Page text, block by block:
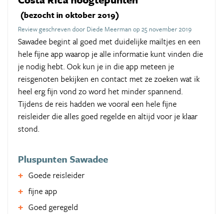
(bezocht in oktober 2019)
Review geschreven door Diede Meerman op 25 november 2019
Sawadee begint al goed met duidelijke mailtjes en een
hele fijne app waarop je alle informatie kunt vinden die
je nodig hebt. Ook kun je in die app meteen je
reisgenoten bekijken en contact met ze zoeken wat ik
heel erg fijn vond zo word het minder spannend.
Tijdens de reis hadden we vooral een hele fijne
reisleider die alles goed regelde en altijd voor je klaar
stond.
Pluspunten Sawadee
Goede reisleider
fijne app
Goed geregeld